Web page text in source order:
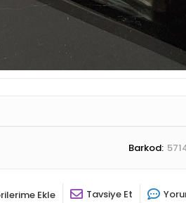
Barkod:
Ekle Tavsiye Et